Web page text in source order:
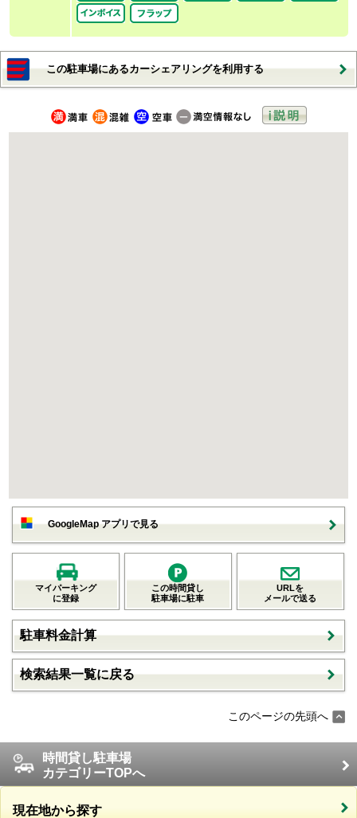
この駐車場にあるカーシェアリングを利用する
GoogleMap アプリで見る
マイパーキング
に登録
この時間貸し
駐車場に駐車
URLを
メールで送る
駐車料金計算
検索結果一覧に戻る
このページの先頭へ
時間貸し駐車場
カテゴリーTOPへ
現在地から探す